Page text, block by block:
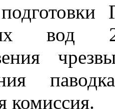
вод
комиссия.